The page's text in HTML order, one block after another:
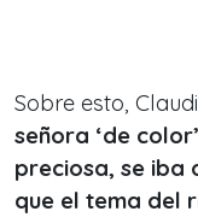
Sobre esto,
señora ‘de
preciosa, se iba
que el tema del